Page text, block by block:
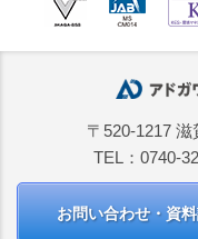
〒520-1217
TEL：0740-
お問い合わせ・資